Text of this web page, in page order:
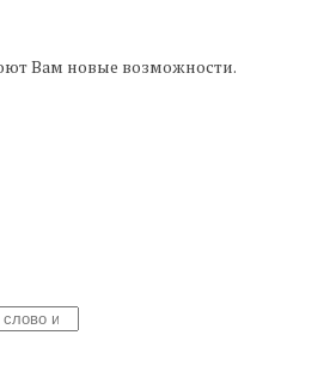
Вам новые возможности.